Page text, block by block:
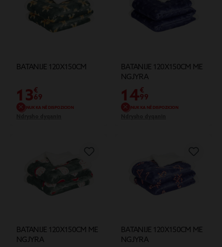
BATANIJE 120X150CM
13€
69
NUK KA NË DISPOZICION
BATANIJE 120X150CM ME
NGJYRA
14€
99
NUK KA NË DISPOZICION
BATANIJE 120X150CM ME
NGJYRA
BATANIJE 120X150CM ME
NGJYRA